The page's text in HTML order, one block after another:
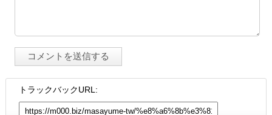
トラックバックURL: